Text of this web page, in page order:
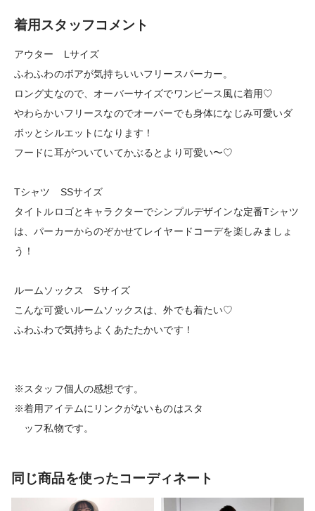
着用スタッフコメント
アウター Lサイズ
ふわふわのボアが気持ちいいフリースパーカー。
ロング丈なので、オーバーサイズでワンピース風に着用♡
やわらかいフリースなのでオーバーでも身体になじみ可愛いダ
ボッとシルエットになります！
フードに耳がついていてかぶるとより可愛い〜♡
Tシャツ SSサイズ
タイトルロゴとキャラクターでシンプルデザインな定番Tシャツ
は、パーカーからのぞかせてレイヤードコーデを楽しみましょ
う！
ルームソックス Sサイズ
こんな可愛いルームソックスは、外でも着たい♡
ふわふわで気持ちよくあたたかいです！
※スタッフ個人の感想です。
※着用アイテムにリンクがないものはスタ
ッフ私物です。
同じ商品を使ったコーディネート